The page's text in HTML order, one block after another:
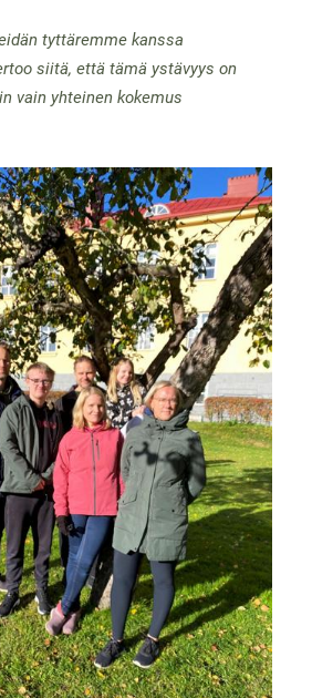
tyttäremme kanssa
siitä, että tämä ystävyys on
vain yhteinen kokemus